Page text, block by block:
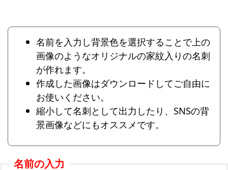
名前を入力し背景色を選択することで上の
画像のようなオリジナルの家紋入りの名刺
が作れます。
作成した画像はダウンロードしてご自由に
お使いください。
縮小して名刺として出力したり、SNSの背
景画像などにもオススメです。
名前の入力